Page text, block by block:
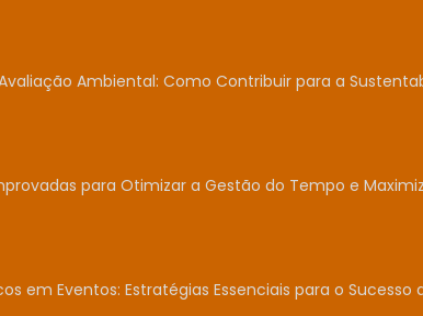
Ambiental: Como Contribuir para a
para Otimizar a Gestão do Tempo e
em Eventos: Estratégias Essenciais para o Sucesso